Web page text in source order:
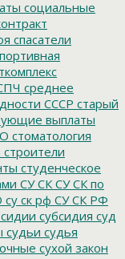
социальные
спасатели
среднее
СССР старый
выплаты
стоматология
строители
студенческое
СУ СК СУ СК по
су ск рф СУ СК РФ
субсидия суд
судьи судья
сухой закон